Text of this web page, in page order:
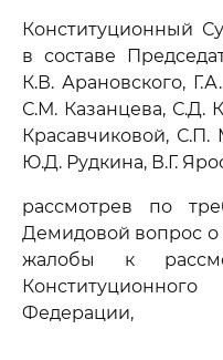
Конституционный
в составе
К.В. Арановского,
С.М. Казанцева, С.Д.
Красавчиковой,
Ю.Д. Рудкина, В.Г.
рассмотрев по
Демидовой вопрос
жалобы к
Федерации,